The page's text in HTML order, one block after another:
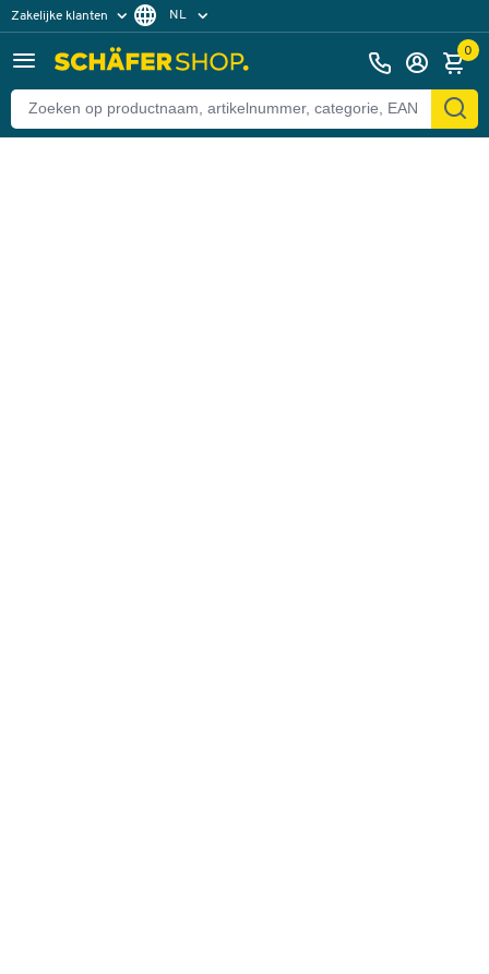
Zakelijke klanten
Particuliere klanten
NL
0
Terug